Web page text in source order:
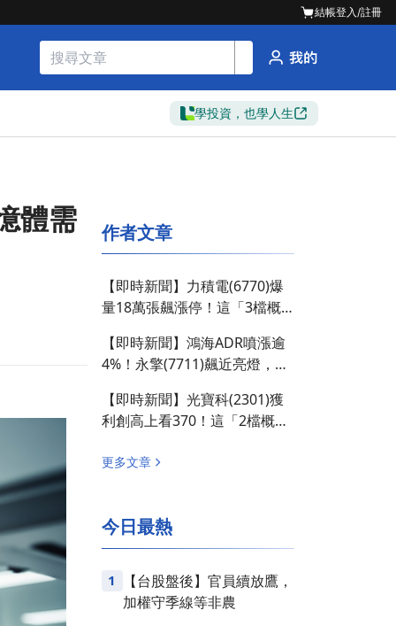
結帳登入/註冊
學投資，也學人生
體需 作者文章
【即時新聞】力積電(6770)爆
量18萬張飆漲停！這「3檔概
【即時新聞】鴻海ADR噴漲逾
4%！永擎(7711)飆近亮燈，大
【即時新聞】光寶科(2301)獲
利創高上看370！這「2檔概念
更多文章
今日最熱
1
【台股盤後】官員續放鷹，
加權守季線等非農